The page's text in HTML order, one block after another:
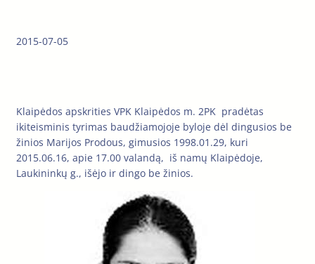
2015-07-05
Klaipėdos apskrities VPK Klaipėdos m. 2PK pradėtas
ikiteisminis tyrimas baudžiamojoje byloje dėl dingusios be
žinios Marijos Prodous, gimusios 1998.01.29, kuri
2015.06.16, apie 17.00 valandą, iš namų Klaipėdoje,
Laukininkų g., išėjo ir dingo be žinios.